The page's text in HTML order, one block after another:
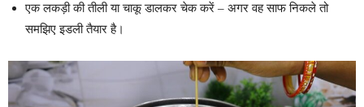
एक लकड़ी की तीली या चाकू डालकर चेक करें – अगर वह साफ निकले तो
समझिए इडली तैयार है।